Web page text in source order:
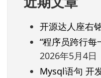
开源达人座右
“程序员跨行每
2026年5月4日
Mysql语句 开